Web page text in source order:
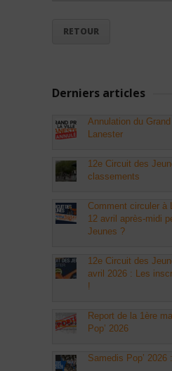
RETOUR
Derniers articles
Annulation du
Lanester
12e Circuit des
classements
Comment circuler à
12 avril après-midi
Jeunes ?
12e Circuit des
avril 2026 : Les
!
Report de la 1ère
Pop’ 2026
Samedis Pop’